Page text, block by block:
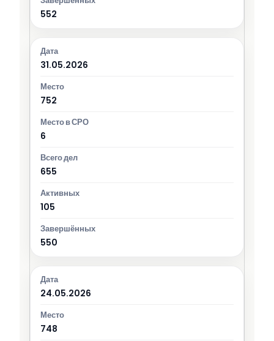
552
31.05.2026
752
6
655
105
550
24.05.2026
748